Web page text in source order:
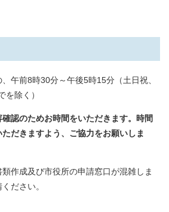
午前8時30分～午後5時15分（土日祝、
を除く）
認のためお時間をいただきます。時間
だきますよう、ご協力をお願いしま
作成及び市役所の申請窓口が混雑しま
ださい。